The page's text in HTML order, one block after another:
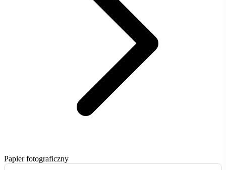
Papier fotograficzny